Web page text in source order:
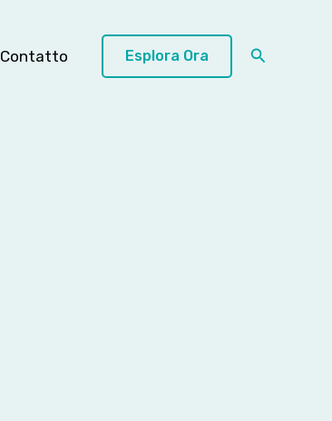
Contatto Esplora Ora Cerca